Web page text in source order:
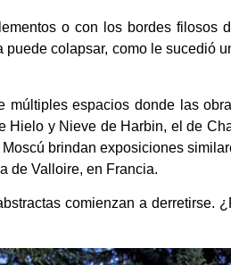
o con los bordes filosos
colapsar, como le sucedió
múltiples espacios donde las
Hielo y Nieve de Harbin, el de
brindan exposiciones
de Valloire, en Francia.
comienzan a derretirse.